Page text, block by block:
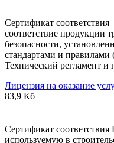
Сертификат
соответствие продукции
безопасности,
стандартами и
Технический регламент и
Лицензия на оказание
83,9 Кб
Сертификат
используемую в